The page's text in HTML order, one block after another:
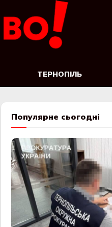
ТЕРНОПІЛЬ
Популярне сьогодні